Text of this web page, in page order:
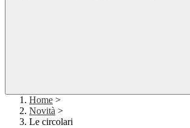
Home >
Novità >
Le circolari